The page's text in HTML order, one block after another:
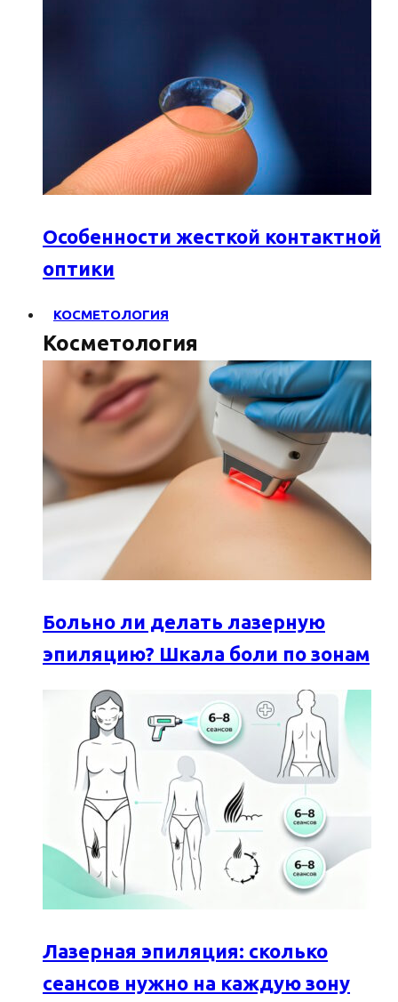
Особенности жесткой контактной
оптики
КОСМЕТОЛОГИЯ
Косметология
Больно ли делать лазерную
эпиляцию? Шкала боли по зонам
Лазерная эпиляция: сколько
сеансов нужно на каждую зону